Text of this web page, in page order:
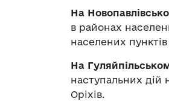
На
в районах
населених
На
наступальних дій
Оріхів.